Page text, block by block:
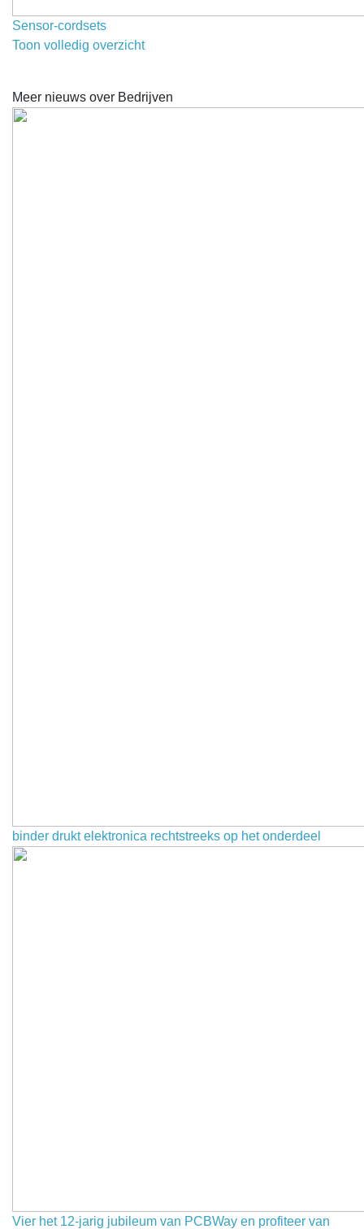
Sensor-cordsets
Toon volledig overzicht
Meer nieuws over Bedrijven
binder drukt elektronica rechtstreeks op het onderdeel
Vier het 12-jarig jubileum van PCBWay en profiteer van